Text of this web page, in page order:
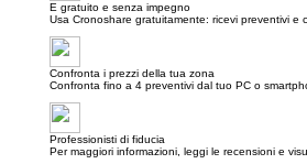
E gratuito e senza impegno
Usa Cronoshare gratuitamente: ricevi preventivi e
Confronta i prezzi della tua zona
Confronta fino a 4 preventivi dal tuo PC o
Professionisti di fiducia
Per maggiori informazioni, leggi le recensioni e